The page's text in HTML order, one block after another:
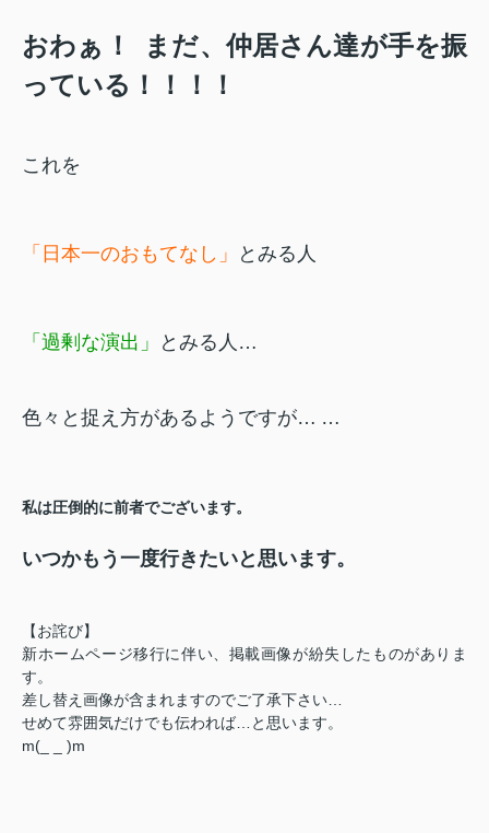
おわぁ！
まだ、仲居さん達が手を振
っている！！！！
これを
「 日本一のおもてなし」 とみる人
「過剰な演出」 とみる人…
色々と捉え方があるようですが… …
私は圧倒的に前者でございます。
いつかもう一度行きたいと思います。
【お詫び】
新ホームページ移行に伴い、掲載画像が紛失したものがありま
す。
差し替え画像が含まれますのでご了承下さい…
せめて雰囲気だけでも伝われば…と思います。
m(_ _ )m